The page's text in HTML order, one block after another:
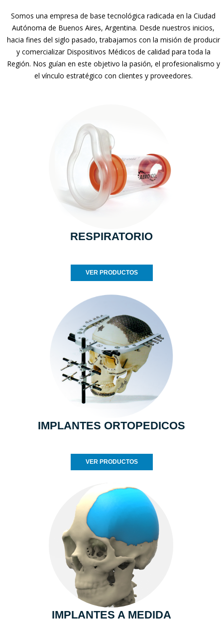
Somos una empresa de base tecnológica radicada en la Ciudad
Autónoma de Buenos Aires, Argentina. Desde nuestros inicios,
hacia fines del siglo pasado, trabajamos con la misión de producir
y comercializar Dispositivos Médicos de calidad para toda la
Región. Nos guían en este objetivo la pasión, el profesionalismo y
el vínculo estratégico con clientes y proveedores.
RESPIRATORIO
VER PRODUCTOS
IMPLANTES ORTOPEDICOS
VER PRODUCTOS
IMPLANTES A MEDIDA